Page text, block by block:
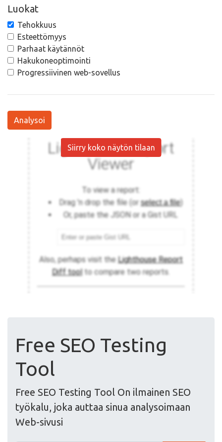
Luokat
Tehokkuus
Esteettömyys
Parhaat käytännöt
Hakukoneoptimointi
Progressiivinen web-sovellus
Analysoi
Siirry koko näytön tilaan
Free SEO Testing
Tool
Free SEO Testing Tool On ilmainen SEO
työkalu, joka auttaa sinua analysoimaan
Web-sivusi